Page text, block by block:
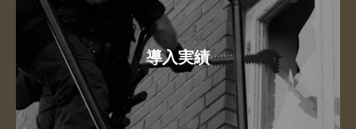
導入実績